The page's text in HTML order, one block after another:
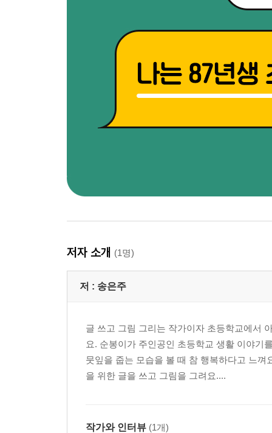
저자 소개 (1명)
저 : 송은주
글 쓰고 그림 그리는 작가이자 초등학교에서
요. 순봉이가 주인공인 초등학교 생활 이야기
뭇잎을 줍는 모습을 볼 때 참 행복하다고 느
을 위한 글을 쓰고 그림을 그려요....
작가와 인터뷰 (1개)